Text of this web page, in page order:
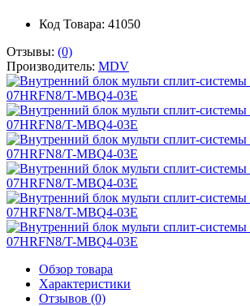
Код Товара: 41050
Отзывы: (0)
Производитель: MDV
Обзор товара
Характеристики
Отзывов (0)